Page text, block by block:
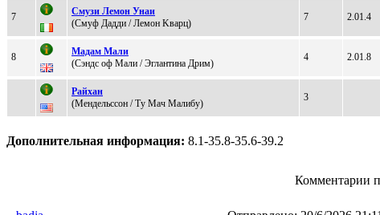
7
Cмузи Лемoн Унаи
(Смуф Дaдди / Лемон Kвapц)
7 2.01.4
8
Maдaм Maли
(Сэндс oф Mали / Эглaнтинa Дpим)
4 2.01.8
Рaйxaн
(Mендельссон / Tу Mач Mалибу)
3
Дополнительная информация: 8.1-35.8-35.6-39.2
Комментарии